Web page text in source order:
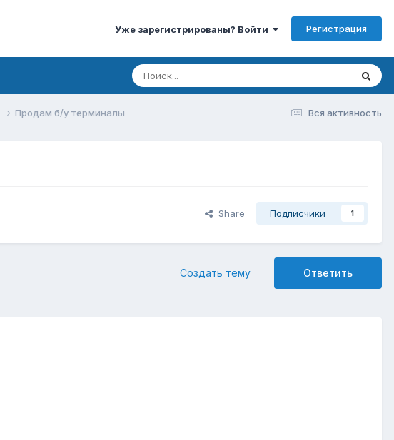
Уже зарегистрированы? Войти Регистрация
Вся активность
Продам б/у терминалы
Share Подписчики 1
Ответить
Создать тему